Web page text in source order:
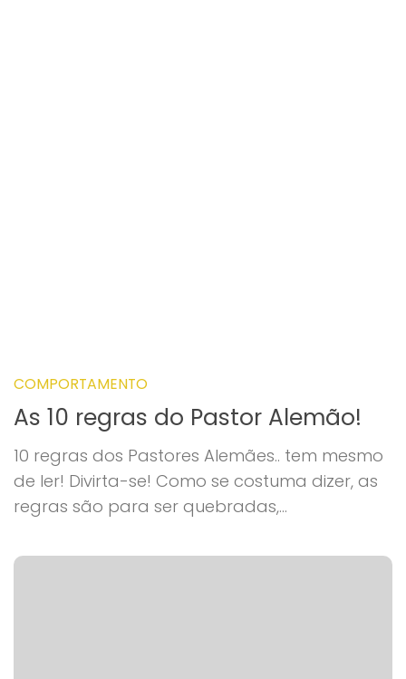
COMPORTAMENTO
As 10 regras do Pastor Alemão!
10 regras dos Pastores Alemães.. tem mesmo
de ler! Divirta-se! Como se costuma dizer, as
regras são para ser quebradas,...